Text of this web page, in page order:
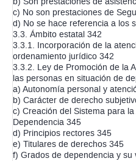
c) No son prestaciones de
d) No se hace referencia a los
3.3. Ámbito estatal 342
3.3.1. Incorporación de la
ordenamiento jurídico 342
3.3.2. Ley de Promoción de la
las personas en situación de
a) Autonomía personal y
b) Carácter de derecho
c) Creación del Sistema para
Dependencia 345
d) Principios rectores 345
e) Titulares de derechos 345
f) Grados de dependencia y su